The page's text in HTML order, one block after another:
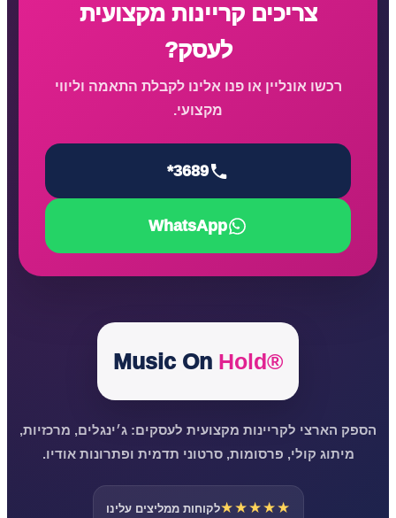
צריכים קריינות מקצועית
לעסק?
רכשו אונליין או פנו אלינו לקבלת התאמה וליווי
מקצועי.
*3689
WhatsApp
Music On Hold®
הספק הארצי לקריינות מקצועית לעסקים: ג׳ינגלים, מרכזיות,
מיתוג קולי, פרסומות, סרטוני תדמית ופתרונות אודיו.
★★★★★לקוחות ממליצים עלינו